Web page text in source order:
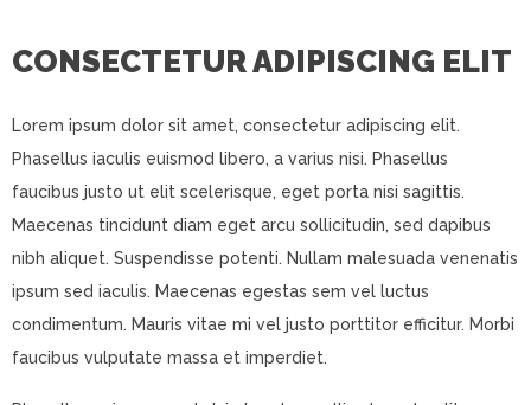
CONSECTETUR ADIPISCING ELIT
Lorem ipsum dolor sit amet, consectetur adipiscing elit.
Phasellus iaculis euismod libero, a varius nisi. Phasellus
faucibus justo ut elit scelerisque, eget porta nisi sagittis.
Maecenas tincidunt diam eget arcu sollicitudin, sed dapibus
nibh aliquet. Suspendisse potenti. Nullam malesuada venenatis
ipsum sed iaculis. Maecenas egestas sem vel luctus
condimentum. Mauris vitae mi vel justo porttitor efficitur. Morbi
faucibus vulputate massa et imperdiet.